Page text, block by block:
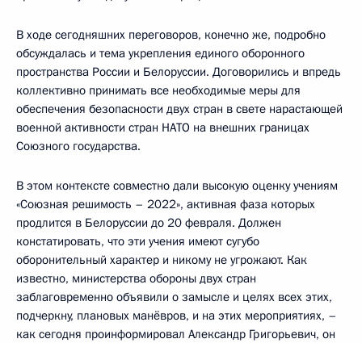
В ходе сегодняшних переговоров, конечно же, подробно
обсуждалась и тема укрепления единого оборонного
пространства России и Белоруссии. Договорились и впредь
коллективно принимать все необходимые меры для
обеспечения безопасности двух стран в свете нарастающей
военной активности стран НАТО на внешних границах
Союзного государства.
В этом контексте совместно дали высокую оценку учениям
«Союзная решимость – 2022», активная фаза которых
продлится в Белоруссии до 20 февраля. Должен
констатировать, что эти учения имеют сугубо
оборонительный характер и никому не угрожают. Как
известно, министерства обороны двух стран
заблаговременно объявили о замысле и целях всех этих,
подчеркну, плановых манёвров, и на этих мероприятиях, –
как сегодня проинформировал Александр Григорьевич, он